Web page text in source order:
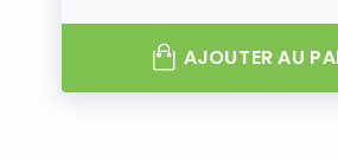
AJOUTER AU